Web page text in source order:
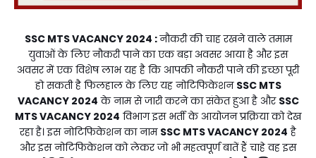
SSC MTS VACANCY 2024 :नौकरी की चाह रखने वाले तमाम
युवाओं के लिए नौकरी पाने का एक बड़ा अवसर आया है और इस
अवसर में एक विशेष लाभ यह है कि आपकी नौकरी पाने की इच्छा पूरी
हो सकती है फिलहाल के लिए यह नोटिफिकेशन SSC MTS
VACANCY 2024 के नाम से जारी करने का संकेत हुआ है और SSC
MTS VACANCY 2024 विभाग इस भर्ती के आयोजन प्रक्रिया को देख
रहा है। इस नोटिफिकेशन का नाम SSC MTS VACANCY 2024 है
और इस नोटिफिकेशन को लेकर जो भी महत्वपूर्ण बातें हैं चाहे वह इस